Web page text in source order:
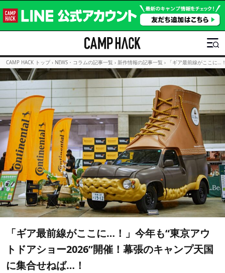
CAMP HACK トップ › NEWS・コラムの記事一覧 › 新作情報の記事一覧 › 「ギア最前線がここに…
「ギア最前線がここに…！」今年も“東京アウ
トドアショー2026”開催！幕張のキャンプ天国
に集合せねば…！